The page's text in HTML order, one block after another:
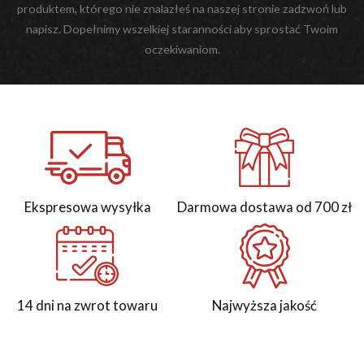
produktem, którego nie znalazłeś na naszej stronie zadzwoń lub
napisz. Dopełnimy wszelkiej staranności aby sprostać Twoim
oczekiwaniom.
Ekspresowa wysyłka Darmowa dostawa od 700 zł
14 dni na zwrot towaru Najwyższa jakość